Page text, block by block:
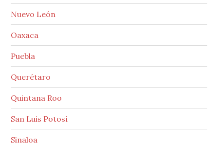
Nuevo León
Oaxaca
Puebla
Querétaro
Quintana Roo
San Luis Potosí
Sinaloa